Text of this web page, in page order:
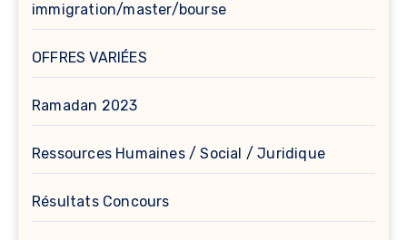
immigration/master/bourse
OFFRES VARIÉES
Ramadan 2023
Ressources Humaines / Social / Juridique
Résultats Concours